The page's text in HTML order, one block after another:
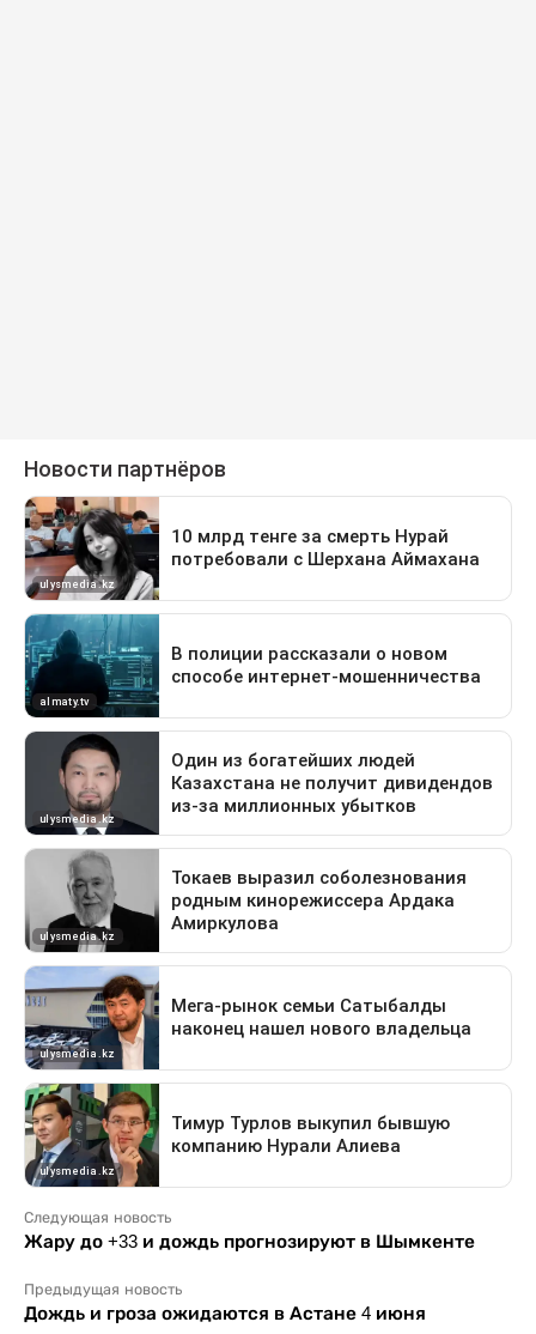
Следующая новость
Жару до +33 и дождь прогнозируют в Шымкенте
Предыдущая новость
Дождь и гроза ожидаются в Астане 4 июня